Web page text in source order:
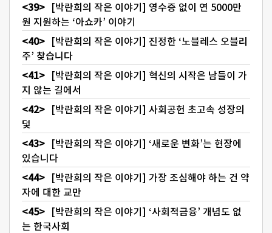
[박란희의 작은 이야기] 영수증 없이 연 5000만
원 지원하는 ‘아쇼카’ 이야기
[박란희의 작은 이야기] 진정한 ‘노블레스 오블리
주’ 찾습니다
[박란희의 작은 이야기] 혁신의 시작은 남들이 가
지 않는 길에서
[박란희의 작은 이야기] 사회공헌 초고속 성장의
덫
[박란희의 작은 이야기] ‘새로운 변화’는 현장에
있습니다
[박란희의 작은 이야기] 가장 조심해야 하는 건 약
자에 대한 교만
[박란희의 작은 이야기] ‘사회적금융’ 개념도 없
는 한국사회